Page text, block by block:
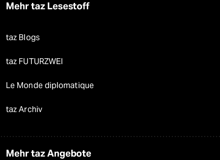
Mehr taz Lesestoff
taz Blogs
taz FUTURZWEI
Le Monde diplomatique
taz Archiv
Mehr taz Angebote